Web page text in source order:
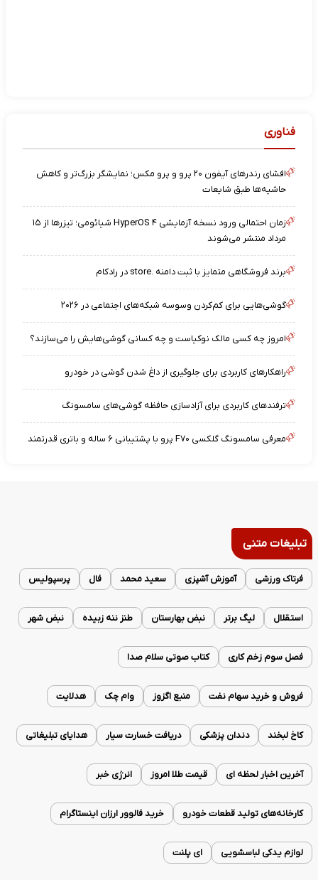
فناوری
افشای رندرهای آیفون ۲۰ پرو و پرو مکس؛ نمایشگر بزرگ‌تر و کاهش
حاشیه‌ها طبق شایعات
زمان احتمالی ورود نسخه آزمایشی HyperOS ۴ شیائومی؛ تیزرها از ۱۵
مرداد منتشر می‌شوند
برند فروشگاهی متمایز با ثبت دامنه .store در رادکام
گوشی‌هایی برای کم‌کردن وسوسه شبکه‌های اجتماعی در ۲۰۲۶
امروز چه کسی مالک نوکیاست و چه کسانی گوشی‌هایش را می‌سازند؟
راهکارهای کاربردی برای جلوگیری از داغ شدن گوشی در خودرو
ترفندهای کاربردی برای آزادسازی حافظه گوشی‌های سامسونگ
معرفی سامسونگ گلکسی F۷۰ پرو با پشتیبانی ۶ ساله و باتری قدرتمند
تبلیغات متنی
فرتاک ورزشی آموزش آشپزی سعید محمد فال پرسپولیس
استقلال لیگ برتر نبض بهارستان طنز ننه زبیده نبض شهر
فصل سوم زخم کاری کتاب صوتی سلام صدا
فروش و خرید سهام نفت منبع اگزوز وام چک هدلایت
کاخ لبخند دندان پزشکی دریافت خسارت سیار هدایای تبلیغاتی
آخرین اخبار لحظه ای قیمت طلا امروز انرژی خبر
کارخانه‌های تولید قطعات خودرو خرید فالوور ارزان اینستاگرام
لوازم یدکی لباسشویی ای پلنت